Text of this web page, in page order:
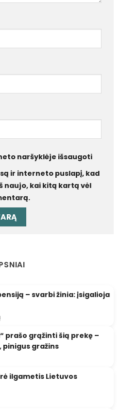
naršyklėje išsaugoti
ir interneto puslapį, kad
naujo, kai kitą kartą vėl
– svarbi žinia: įsigalioja
prašo grąžinti šią prekę –
gražins
ilgametis Lietuvos